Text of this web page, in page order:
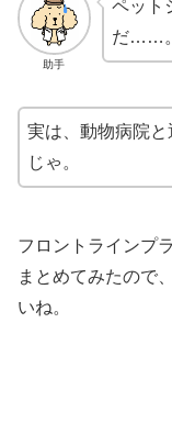
助手
ペット
だ……。
実は、動物病院
じゃ。
フロントラインプ
まとめてみたので
いね。